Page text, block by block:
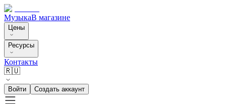
МузыкаВ магазине
Цены
Ресурсы
Контакты
🇷🇺
Войти Создать аккаунт